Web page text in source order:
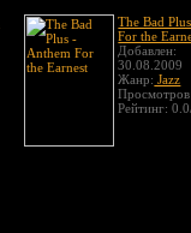
The Bad
For the
Добавлен:
30.08.2009
Жанр: Jazz
Рейтинг: